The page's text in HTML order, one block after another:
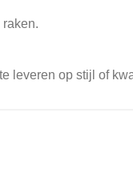
leveren op stijl of